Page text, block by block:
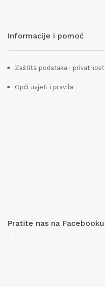
Informacije i pomoć
Zaštita podataka i privatnost
Opći uvjeti i pravila
Pratite nas na Facebooku